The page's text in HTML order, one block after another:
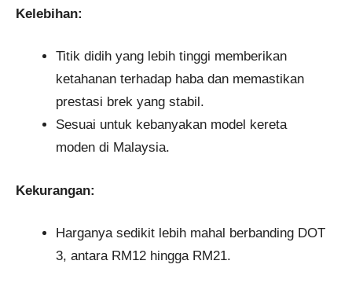
Kelebihan:
Titik didih yang lebih tinggi memberikan
ketahanan terhadap haba dan memastikan
prestasi brek yang stabil.
Sesuai untuk kebanyakan model kereta
moden di Malaysia.
Kekurangan:
Harganya sedikit lebih mahal berbanding DOT
3, antara RM12 hingga RM21.